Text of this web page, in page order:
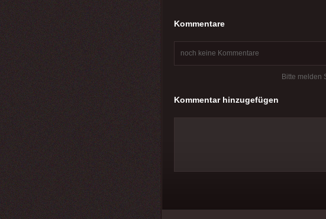
Kommentare
noch keine Kommentare
Bitte melden
Kommentar hinzugefügen